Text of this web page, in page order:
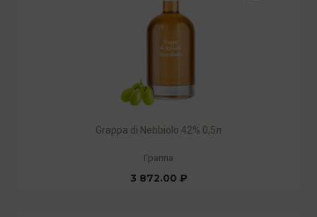
Grappa di Nebbiolo 42% 0,5л
Граппа
3 872.00 ₽